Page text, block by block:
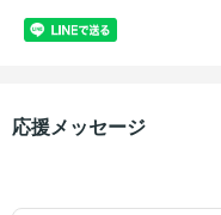
応援メッセージ